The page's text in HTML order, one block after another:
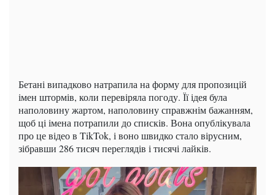
Бетані випадково натрапила на форму для пропозицій
імен штормів, коли перевіряла погоду. Її ідея була
наполовину жартом, наполовину справжнім бажанням,
щоб ці імена потрапили до списків. Вона опублікувала
про це відео в TikTok, і воно швидко стало вірусним,
зібравши 286 тисяч переглядів і тисячі лайків.